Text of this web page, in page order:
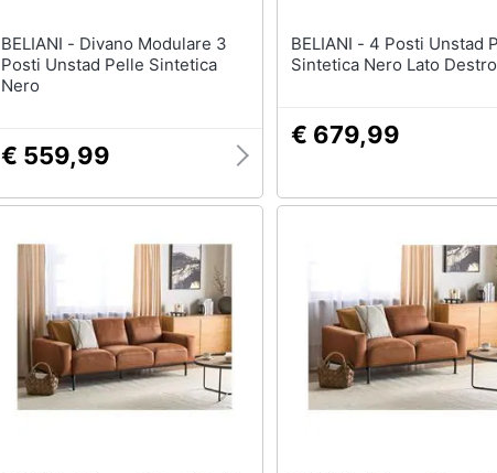
BELIANI - Divano Modulare 3
Posti Unstad Pelle Sintetica
Nero
€ 559,99
BELIANI - 4 Posti Unstad Pelle
Sintetica Nero Lato Destro
€ 679,99